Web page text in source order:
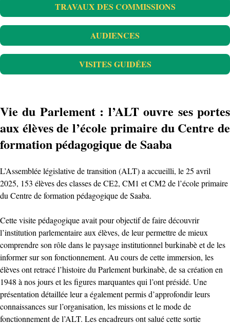
TRAVAUX DES COMMISSIONS
AUDIENCES
VISITES GUIDÉES
Vie du Parlement : l’ALT ouvre ses portes
aux élèves de l’école primaire du Centre de
formation pédagogique de Saaba
L’Assemblée législative de transition (ALT) a accueilli, le 25 avril
2025, 153 élèves des classes de CE2, CM1 et CM2 de l’école primaire
du Centre de formation pédagogique de Saaba.
Cette visite pédagogique avait pour objectif de faire découvrir
l’institution parlementaire aux élèves, de leur permettre de mieux
comprendre son rôle dans le paysage institutionnel burkinabè et de les
informer sur son fonctionnement. Au cours de cette immersion, les
élèves ont retracé l’histoire du Parlement burkinabè, de sa création en
1948 à nos jours et les figures marquantes qui l’ont présidé. Une
présentation détaillée leur a également permis d’approfondir leurs
connaissances sur l’organisation, les missions et le mode de
fonctionnement de l’ALT. Les encadreurs ont salué cette sortie